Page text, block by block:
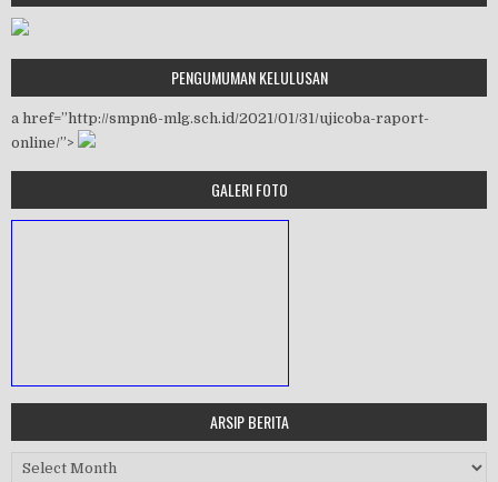
PENGUMUMAN KELULUSAN
a href=”http://smpn6-mlg.sch.id/2021/01/31/ujicoba-raport-
online/”>
GALERI FOTO
ARSIP BERITA
Arsip Berita